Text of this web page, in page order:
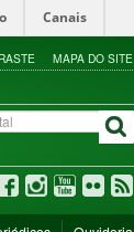
Canais
MAPA DO SITE